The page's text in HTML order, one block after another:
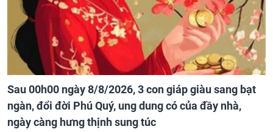
Sau 00h00 ngày 8/8/2026, 3 con giáp giàu sang bạt
ngàn, đổi đời Phú Quý, ung dung có của đầy nhà,
ngày càng hưng thịnh sung túc